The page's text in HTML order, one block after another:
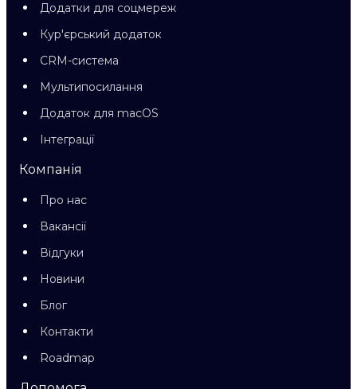
Додатки для соцмереж
Кур'єрський додаток
CRM-система
Мультипосилання
Додаток для macOS
Інтеграції
Компанія
Про нас
Вакансії
Відгуки
Новини
Блог
Контакти
Roadmap